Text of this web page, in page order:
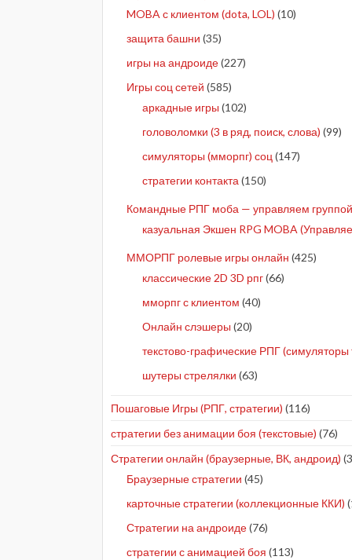
MOBA с клиентом (dota, LOL) (10)
защита башни (35)
игры на андроиде(227)
Игры соц сетей (585)
аркадные игры (102)
головоломки (3 в ряд, поиск, слова) (99)
симуляторы (мморпг) соц (147)
стратегии контакта (150)
Командные РПГ моба — управляем группой
казуальная Экшен RPG MOBA
ММОРПГ ролевые игры онлайн (425)
классические 2D 3D рпг(66)
мморпг с клиентом (40)
Онлайн слэшеры (20)
текстово-графические РПГ
шутеры стрелялки (63)
Пошаговые Игры (РПГ, стратегии) (116)
стратегии без анимации боя (текстовые) (76)
Стратегии онлайн (браузерные, ВК, андроид)
Браузерные стратегии (45)
карточные стратегии (коллекционные ККИ)
Стратегии на андроиде(76)
стратегии с анимацией боя (113)